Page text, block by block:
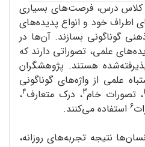
کلاس درس، فرصت‌های بسیاری
اطراف خود و انواع پدیده‌های
گوناگونی بسازند. آن‌ها در
علمی، تصوراتی دارند که
هستند. پژوهشگران
علمی از واژه‌های گوناگونی
، تصورات خام3، درک متعارف4،
6 استفاده می‌کنند.
نتیجه تجربه‌های روزانه،